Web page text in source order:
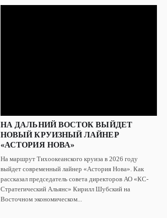
НА ДАЛЬНИЙ ВОСТОК ВЫЙДЕТ
НОВЫЙ КРУИЗНЫЙ ЛАЙНЕР
«АСТОРИЯ НОВА»
На маршрут Тихоокеанского круиза в 2026 году
выйдет современный лайнер «Астория Нова». Как
рассказал председатель совета директоров АО «КС-
Стратегический Альянс» Кирилл Шубский на
Восточном экономическом...